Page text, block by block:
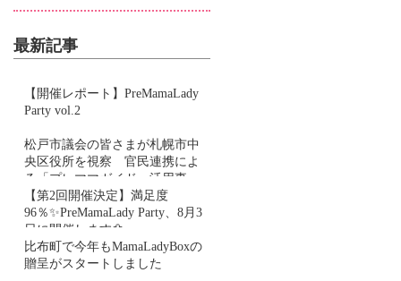
最新記事
【開催レポート】PreMamaLady
Party vol.2
松戸市議会の皆さまが札幌市中
央区役所を視察 官民連携によ
る「プレママガイド」活用事例
をご紹介しました
【第2回開催決定】満足度
96％✨PreMamaLady Party、8月3
日に開催します🌼
比布町で今年もMamaLadyBoxの
贈呈がスタートしました